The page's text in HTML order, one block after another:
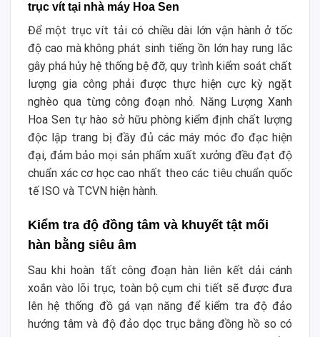
trục vít tại nhà máy Hoa Sen
Để một trục vít tải có chiều dài lớn vận hành ở tốc
độ cao mà không phát sinh tiếng ồn lớn hay rung lắc
gây phá hủy hệ thống bệ đỡ, quy trình kiểm soát chất
lượng gia công phải được thực hiện cực kỳ ngặt
nghèo qua từng công đoạn nhỏ. Năng Lượng Xanh
Hoa Sen tự hào sở hữu phòng kiểm định chất lượng
độc lập trang bị đầy đủ các máy móc đo đạc hiện
đại, đảm bảo mọi sản phẩm xuất xưởng đều đạt độ
chuẩn xác cơ học cao nhất theo các tiêu chuẩn quốc
tế ISO và TCVN hiện hành.
Kiểm tra độ đồng tâm và khuyết tật mối
hàn bằng siêu âm
Sau khi hoàn tất công đoạn hàn liên kết dải cánh
xoắn vào lõi trục, toàn bộ cụm chi tiết sẽ được đưa
lên hệ thống đồ gá vạn năng để kiểm tra độ đảo
hướng tâm và độ đảo dọc trục bằng đồng hồ so có